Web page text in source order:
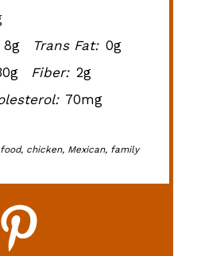
8g Trans Fat: 0g
Fiber: 2g
70mg
chicken, Mexican, family